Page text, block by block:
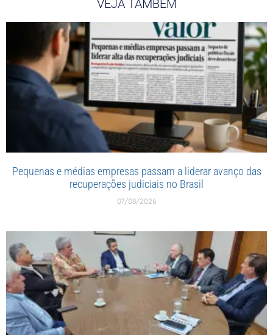
VEJA TAMBÉM
Pequenas e médias empresas passam a liderar avanço das
recuperações judiciais no Brasil
07/08/2026